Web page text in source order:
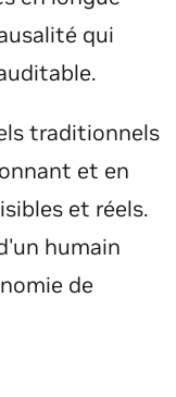
qui
traditionnels
et en
et réels.
humain
de